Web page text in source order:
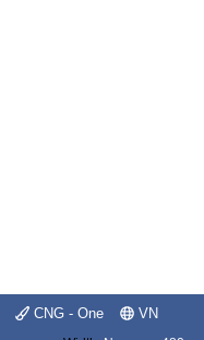
CNG - One VN